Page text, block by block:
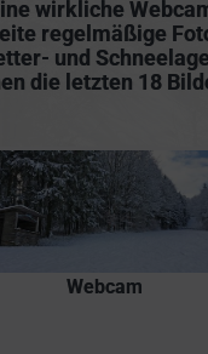
wirkliche
regelmäßige
und
die letzten 18
Webcam